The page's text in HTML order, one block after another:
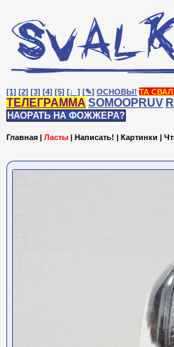
[1] [2] [3] [4] [5] [♩] [✎] ОСНОВЫ! ТА
ТЕЛЕГРАММА SOMOOPRUV
НАОРАТЬ НА ФОЖЖЕРА?
Главная | Ласты | Написать! | Картинки |